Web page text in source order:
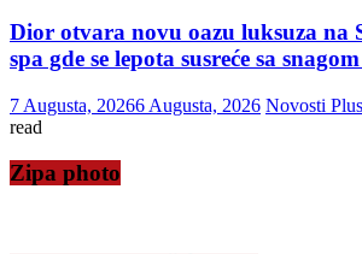
Dior otvara novu oazu luksuza na
spa gde se lepota susreće sa
7 Augusta, 20266 Augusta, 2026 Novosti Plus
read
Zipa photo